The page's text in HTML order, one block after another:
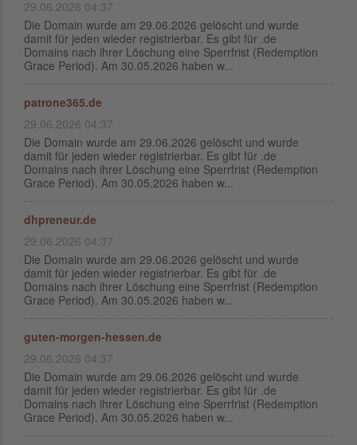
29.06.2026 04:37
Die Domain wurde am 29.06.2026 gelöscht und wurde
damit für jeden wieder registrierbar. Es gibt für .de
Domains nach ihrer Löschung eine Sperrfrist (Redemption
Grace Period). Am 30.05.2026 haben w...
patrone365.de
29.06.2026 04:37
Die Domain wurde am 29.06.2026 gelöscht und wurde
damit für jeden wieder registrierbar. Es gibt für .de
Domains nach ihrer Löschung eine Sperrfrist (Redemption
Grace Period). Am 30.05.2026 haben w...
dhpreneur.de
29.06.2026 04:37
Die Domain wurde am 29.06.2026 gelöscht und wurde
damit für jeden wieder registrierbar. Es gibt für .de
Domains nach ihrer Löschung eine Sperrfrist (Redemption
Grace Period). Am 30.05.2026 haben w...
guten-morgen-hessen.de
29.06.2026 04:37
Die Domain wurde am 29.06.2026 gelöscht und wurde
damit für jeden wieder registrierbar. Es gibt für .de
Domains nach ihrer Löschung eine Sperrfrist (Redemption
Grace Period). Am 30.05.2026 haben w...